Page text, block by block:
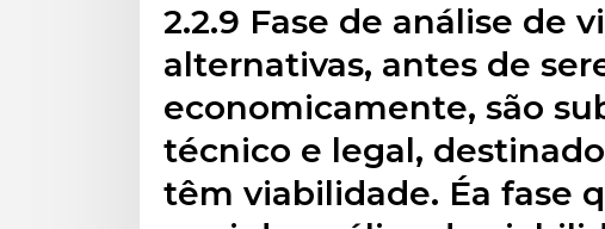
2.2.9 Fase de análise de
alternativas, antes de
economicamente, são
técnico e legal,
têm viabilidade. Éa fase